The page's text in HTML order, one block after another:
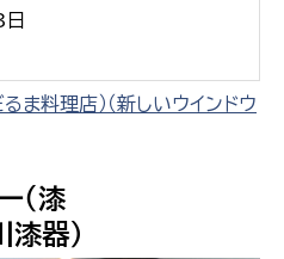
日
ま料理店） （新しいウインドウ
（漆
器）